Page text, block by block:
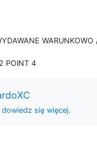
POINT 4
dowiedz się więcej.